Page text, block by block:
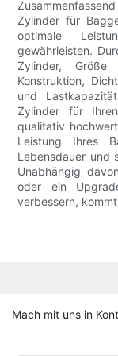
Zylinder für
optimale
gewährleisten.
Zylinder, Größe
Konstruktion,
und
Zylinder für
qualitativ
Leistung Ihres
Lebensdauer und
Unabhängig
oder ein
verbessern,
Mach mit uns in